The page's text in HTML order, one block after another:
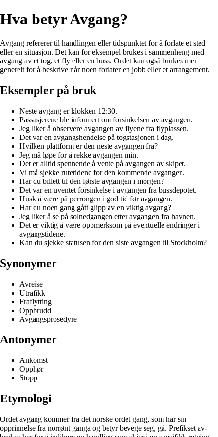
Hva betyr Avgang?
Avgang refererer til handlingen eller tidspunktet for å forlate et sted
eller en situasjon. Det kan for eksempel brukes i sammenheng med
avgang av et tog, et fly eller en buss. Ordet kan også brukes mer
generelt for å beskrive når noen forlater en jobb eller et arrangement.
Eksempler på bruk
Neste avgang er klokken 12:30.
Passasjerene ble informert om forsinkelsen av avgangen.
Jeg liker å observere avgangen av flyene fra flyplassen.
Det var en avgangshendelse på togstasjonen i dag.
Hvilken plattform er den neste avgangen fra?
Jeg må løpe for å rekke avgangen min.
Det er alltid spennende å vente på avgangen av skipet.
Vi må sjekke rutetidene for den kommende avgangen.
Har du billett til den første avgangen i morgen?
Det var en uventet forsinkelse i avgangen fra bussdepotet.
Husk å være på perrongen i god tid før avgangen.
Har du noen gang gått glipp av en viktig avgang?
Jeg liker å se på solnedgangen etter avgangen fra havnen.
Det er viktig å være oppmerksom på eventuelle endringer i
avgangstidene.
Kan du sjekke statusen for den siste avgangen til Stockholm?
Synonymer
Avreise
Utrafikk
Fraflytting
Oppbrudd
Avgangsprosedyre
Antonymer
Ankomst
Opphør
Stopp
Etymologi
Ordet avgang kommer fra det norske ordet gang, som har sin
opprinnelse fra norrønt ganga og betyr bevege seg, gå. Prefikset av-